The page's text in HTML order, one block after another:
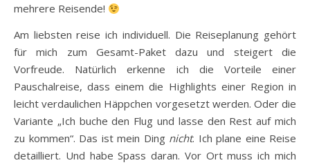
mehrere Reisende!
Am liebsten reise ich individuell. Die Reiseplanung gehört
für mich zum Gesamt-Paket dazu und steigert die
Vorfreude. Natürlich erkenne ich die Vorteile einer
Pauschalreise, dass einem die Highlights einer Region in
leicht verdaulichen Häppchen vorgesetzt werden. Oder die
Variante „Ich buche den Flug und lasse den Rest auf mich
zu kommen“. Das ist mein Ding nicht. Ich plane eine Reise
detailliert. Und habe Spass daran. Vor Ort muss ich mich